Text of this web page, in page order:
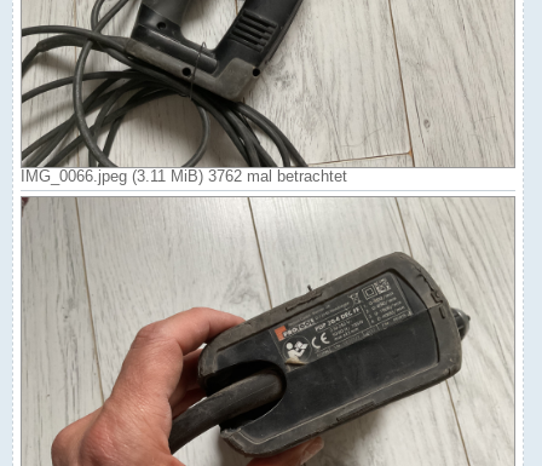
IMG_0066.jpeg (3.11 MiB) 3762 mal betrachtet